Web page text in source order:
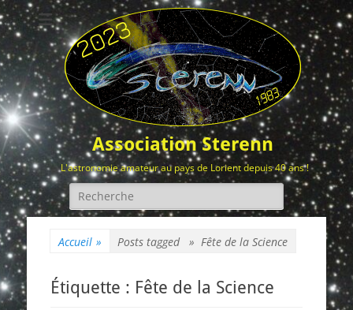
Association Sterenn
L'astronomie amateur au pays de Lorient depuis 40 ans !
Rechercher :
Accueil » Posts tagged » Fête de la Science
Étiquette : Fête de la Science